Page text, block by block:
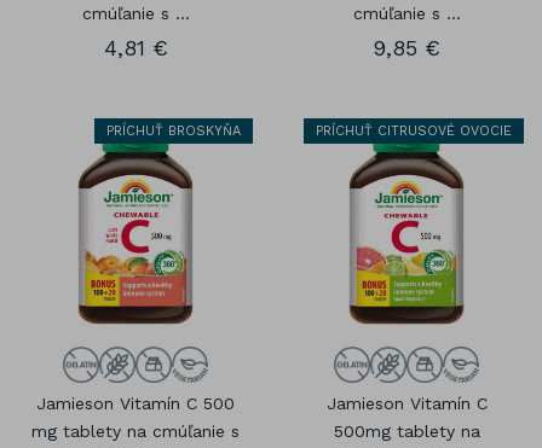
cmúľanie s ...
4,81 €
cmúľanie s ...
9,85 €
PRÍCHUŤ BROSKYŇA
Jamieson Vitamín C 500
mg tablety na cmúľanie s
PRÍCHUŤ CITRUSOVÉ OVOCIE
Jamieson Vitamín C
500mg tablety na